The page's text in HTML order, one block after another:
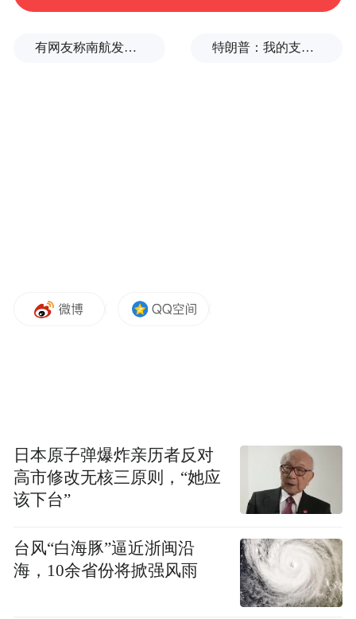
上述APP及SDK应按有关规定进行整改，整
布，本平台仅提供信息存储空间服务。
Notice: The content above (including the videos,
pictures and audios if any) is uploaded and posted
by the user of Dafeng Hao, which is a social media
space services.”
有网友称南航发西梅汁，万米高空上演“厕所争夺战” 特朗普：我的支持率应该是150%
日本原子弹爆炸亲历者反对
高市修改无核三原则，“她应
该下台”
台风“白海豚”逼近浙闽沿
海，10余省份将掀强风雨